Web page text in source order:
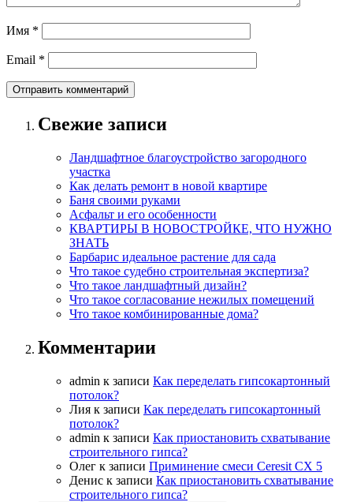
Имя *
Email *
Свежие записи
Ландшафтное благоустройство загородного
участка
Как делать ремонт в новой квартире
Баня своими руками
Асфальт и его особенности
КВАРТИРЫ В НОВОСТРОЙКЕ, ЧТО НУЖНО
ЗНАТЬ
Барбарис идеальное растение для сада
Что такое судебно строительная экспертиза?
Что такое ландшафтный дизайн?
Что такое согласование нежилых помещений
Что такое комбинированные дома?
Комментарии
admin к записи Как переделать гипсокартонный
потолок?
Лия к записи Как переделать гипсокартонный
потолок?
admin к записи Как приостановить схватывание
строительного гипса?
Олег к записи Приминение смеси Ceresit СХ 5
Денис к записи Как приостановить схватывание
строительного гипса?